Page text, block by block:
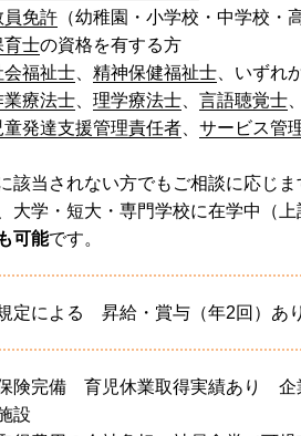
員免許 （幼稚園・小学校・中学校
育士の資格を有する方
会福祉士
精神保健福祉士 、いずれ
業療法士
理学療法士 言語聴覚士
童発達支援管理責任者
サービス管
該当されない方でもご相談に応じ
大学・短大・専門学校に在学中（
可能です。
定による 昇給・賞与（年2回）あ
険完備 育児休業取得実績あり
設